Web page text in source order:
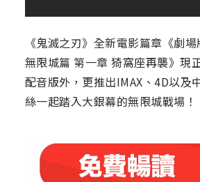
《鬼滅之刃》全新電影篇章《劇場
無限城篇 第一章 猗窩座再襲》現
配音版外，更推出IMAX、4D以及
絲一起踏入大銀幕的無限城戰場！